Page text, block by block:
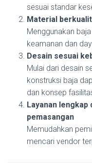
sesuai standar
Material
Menggunakan
keamanan dan
Desain sesuai
Mulai dari desain
konstruksi baja
dan konsep
Layanan
pemasangan
Memudahkan
mencari vendor